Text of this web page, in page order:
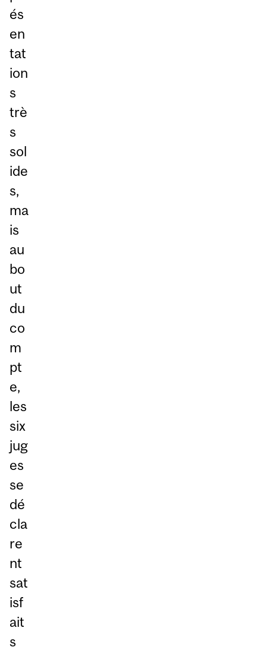
és
en
tat
ion
s
trè
s
sol
ide
s,
ma
is
au
bo
ut
du
co
m
pt
e,
les
six
jug
es
se
dé
cla
re
nt
sat
isf
ait
s